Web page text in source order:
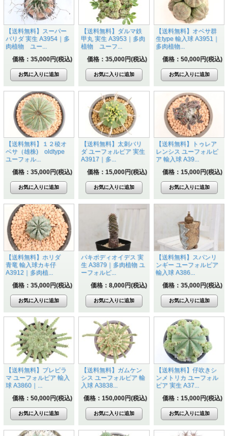
【送料無料】スーパー
バリダ 実生 A3954｜多
肉植物 ユー...
価格：35,000円(税込)
【送料無料】ダルマ鉄
甲丸 実生 A3953｜多肉
植物 ユーフ...
価格：35,000円(税込)
【送料無料】オベサ群
生type 輸入球 A3951｜
多肉植物...
価格：50,000円(税込)
【送料無料】１２稜オ
ベサ（雄株) oldtype
ユーフォル...
価格：35,000円(税込)
【送料無料】太刺バリ
ダ ユーフォルビア 実生
A3917｜多...
価格：15,000円(税込)
【送料無料】トゥレア
レンシス ユーフォルビ
ア 輸入球 A39...
価格：15,000円(税込)
【送料無料】ホリダ
青竜 輸入球カキ仔
A3912｜多肉植...
価格：35,000円(税込)
パキポディオイデス 実
生 A3879｜多肉植物 ユ
ーフォルビ...
価格：8,000円(税込)
【送料無料】スパンリ
ンギー ユーフォルビア
輸入球 A386...
価格：35,000円(税込)
【送料無料】ブレビラ
マ ユーフォルビア 輸入
球 A3860｜...
価格：50,000円(税込)
【送料無料】ガムケン
シス ユーフォルビア 輸
入球 A3838...
価格：150,000円(税込)
【送料無料】仔吹きシ
ンメトリカ ユーフォル
ビア 実生 A37...
価格：15,000円(税込)